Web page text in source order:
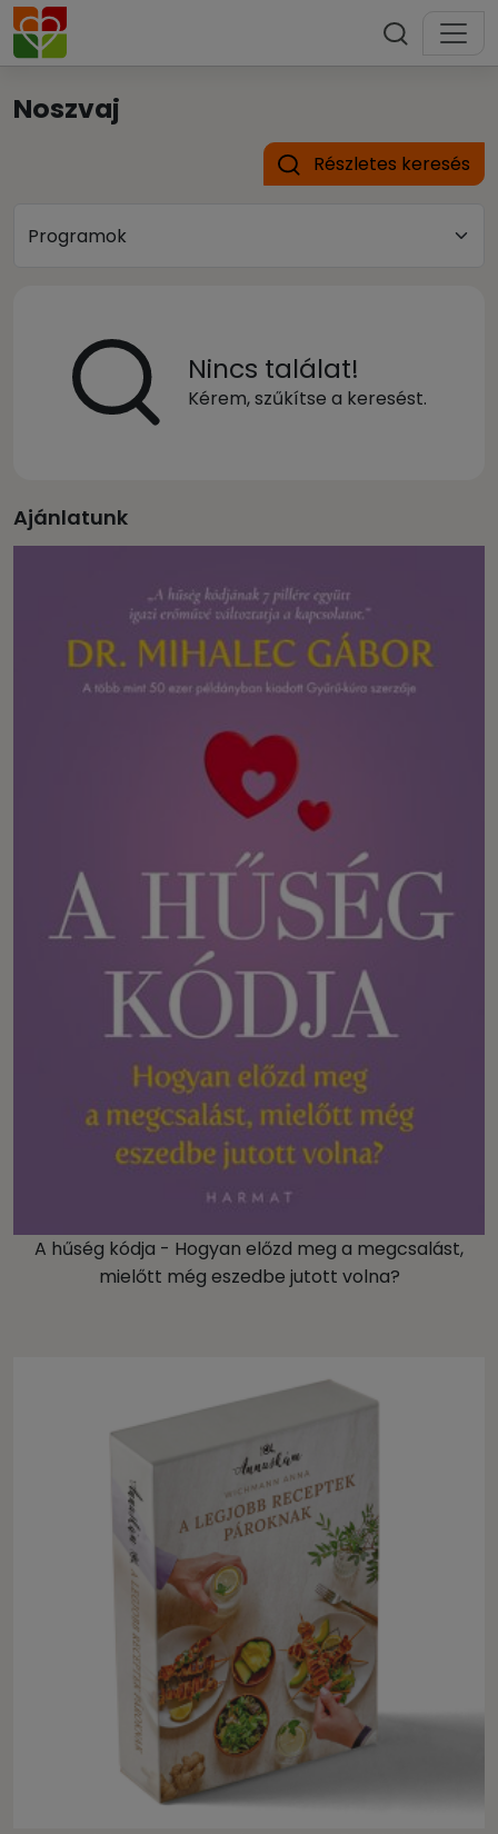
Noszvaj
Részletes keresés
Nincs találat!
Kérem, szűkítse a keresést.
Ajánlatunk
A hűség kódja - Hogyan előzd meg a megcsalást,
mielőtt még eszedbe jutott volna?